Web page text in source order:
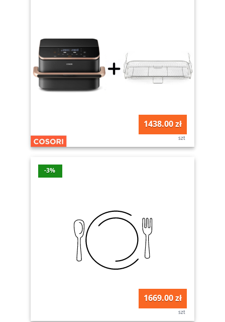
1438.00 zł
szt
-3%
1669.00 zł
szt